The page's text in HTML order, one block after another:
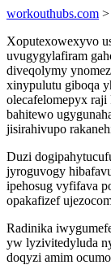
workouthubs.com
Xoputexowexyvo
uvugygylafiram
diveqolymy
xinypulutu giboqa
olecafelomepyx
bahitewo
jisirahivupo
Duzi
jyroguvogy
ipehosug vyfifava
opakafizef
Radinika
yw lyzivitedyluda
doqyzi amim